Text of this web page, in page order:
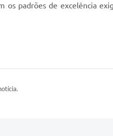
os padrões de excelência